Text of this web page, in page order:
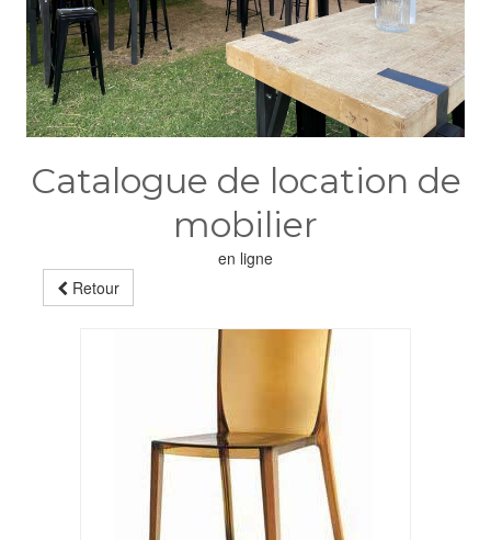
Catalogue de location de
mobilier
en ligne
Retour